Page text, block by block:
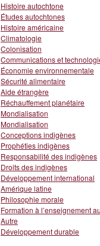
Histoire autochtone
Études autochtones
Histoire américaine
Climatologie
Colonisation
Communications et
Économie environnementale
Sécurité alimentaire
Aide étrangère
Réchauffement planétaire
Mondialisation
Mondialisation
Conceptions indigènes
Prophéties indigènes
Responsabilité des indigènes
Droits des indigènes
Développement international
Amérique latine
Philosophie morale
Formation à l’enseignement
Autre
Développement durable